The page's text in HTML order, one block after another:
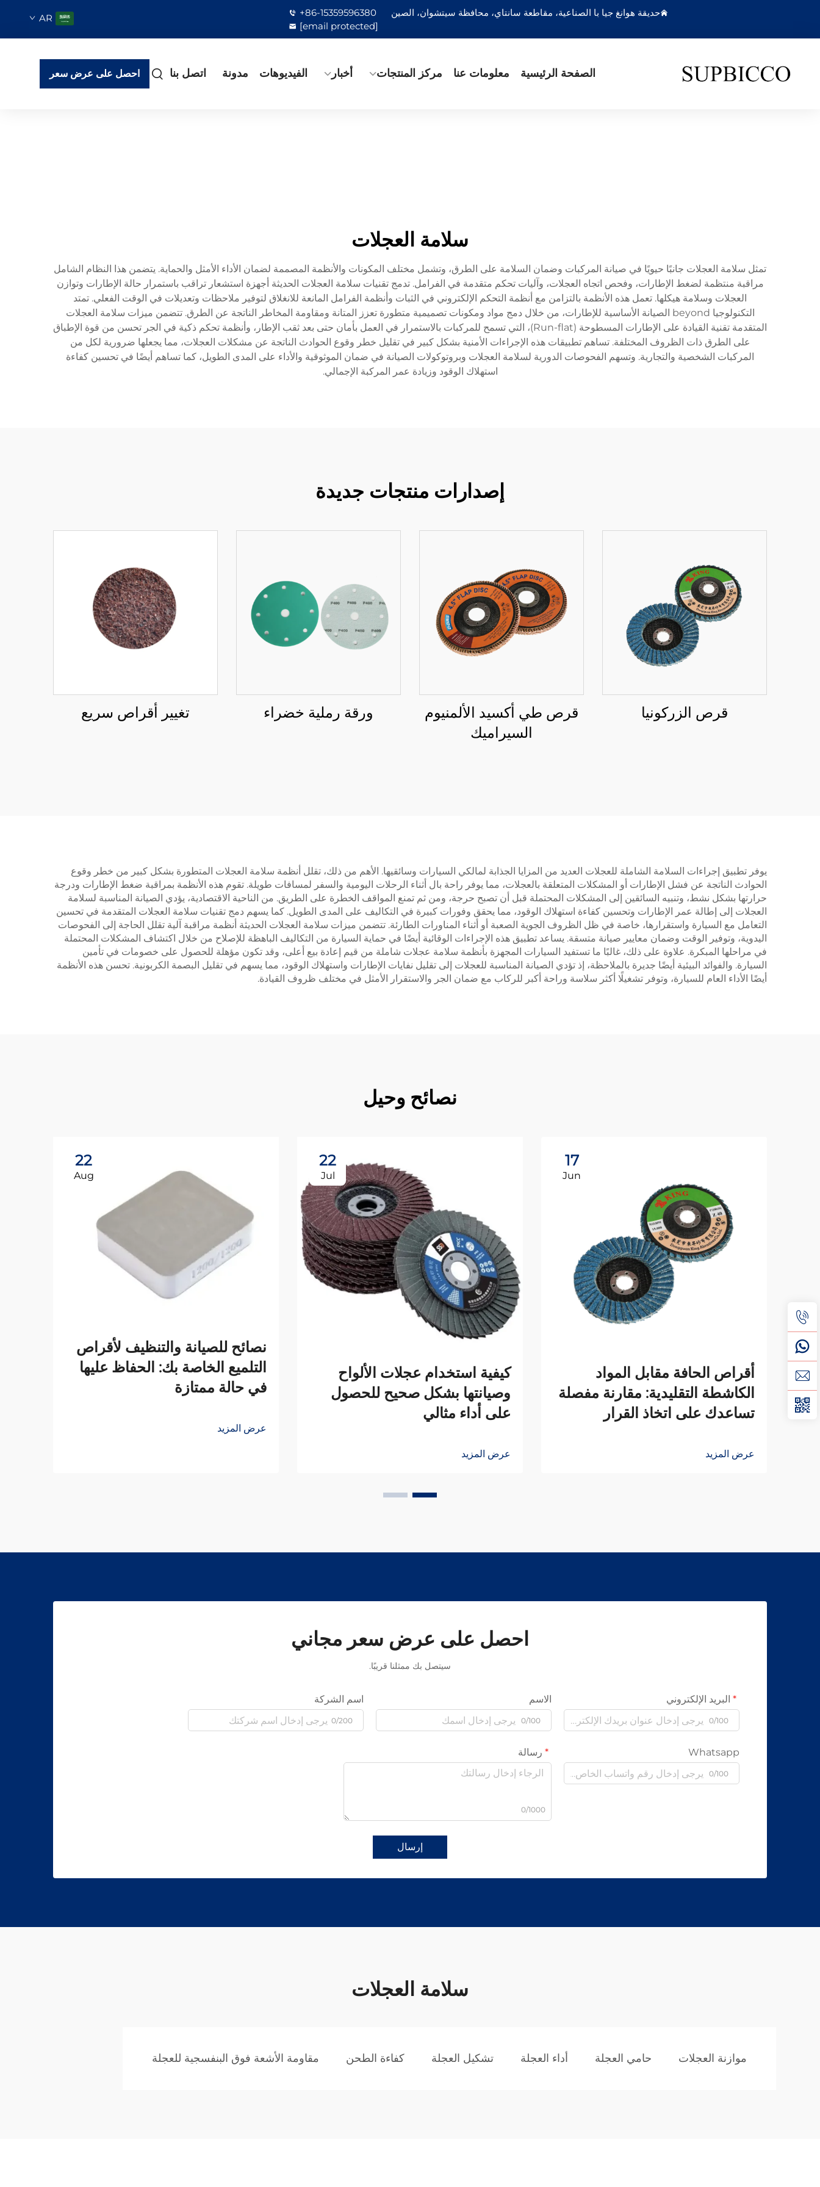
حديقة هوانغ جيا با الصناعية، مقاطعة سانتاي، محافظة سيتشوان، الصين
+86-15359596380
[email protected]
AR
الصفحة الرئيسية معلومات عنا مركز المنتجات أخبار الفيديوهات مدونة اتصل بنا احصل على عرض سعر
سلامة العجلات
تمثل سلامة العجلات جانبًا حيويًا في صيانة المركبات وضمان السلامة على الطرق، وتشمل مختلف المكونات والأنظمة المصممة لضمان الأداء الأمثل والحماية. يتضمن هذا النظام الشامل
مراقبة منتظمة لضغط الإطارات، وفحص اتجاه العجلات، وآليات تحكم متقدمة في الفرامل. تدمج تقنيات سلامة العجلات الحديثة أجهزة استشعار تراقب باستمرار حالة الإطارات وتوازن
العجلات وسلامة هيكلها. تعمل هذه الأنظمة بالتزامن مع أنظمة التحكم الإلكتروني في الثبات وأنظمة الفرامل المانعة للانغلاق لتوفير ملاحظات وتعديلات في الوقت الفعلي. تمتد
التكنولوجيا beyond الصيانة الأساسية للإطارات، من خلال دمج مواد ومكونات تصميمية متطورة تعزز المتانة ومقاومة المخاطر الناتجة عن الطرق. تتضمن ميزات سلامة العجلات
المتقدمة تقنية القيادة على الإطارات المسطوحة (Run-flat)، التي تسمح للمركبات بالاستمرار في العمل بأمان حتى بعد ثقب الإطار، وأنظمة تحكم ذكية في الجر تحسن من قوة الإطباق
على الطرق ذات الظروف المختلفة. تساهم تطبيقات هذه الإجراءات الأمنية بشكل كبير في تقليل خطر وقوع الحوادث الناتجة عن مشكلات العجلات، مما يجعلها ضرورية لكل من
المركبات الشخصية والتجارية. وتسهم الفحوصات الدورية لسلامة العجلات وبروتوكولات الصيانة في ضمان الموثوقية والأداء على المدى الطويل، كما تساهم أيضًا في تحسين كفاءة
استهلاك الوقود وزيادة عمر المركبة الإجمالي.
إصدارات منتجات جديدة
قرص الزركونيا
قرص طي أكسيد الألمنيوم
السيراميك
ورقة رملية خضراء تغيير أقراص سريع
يوفر تطبيق إجراءات السلامة الشاملة للعجلات العديد من المزايا الجذابة لمالكي السيارات وسائقيها. الأهم من ذلك، تقلل أنظمة سلامة العجلات المتطورة بشكل كبير من خطر وقوع
الحوادث الناتجة عن فشل الإطارات أو المشكلات المتعلقة بالعجلات، مما يوفر راحة بال أثناء الرحلات اليومية والسفر لمسافات طويلة. تقوم هذه الأنظمة بمراقبة ضغط الإطارات ودرجة
حرارتها بشكل نشط، وتنبيه السائقين إلى المشكلات المحتملة قبل أن تصبح حرجة، ومن ثم تمنع المواقف الخطرة على الطريق. من الناحية الاقتصادية، يؤدي الصيانة المناسبة لسلامة
العجلات إلى إطالة عمر الإطارات وتحسين كفاءة استهلاك الوقود، مما يحقق وفورات كبيرة في التكاليف على المدى الطويل. كما يسهم دمج تقنيات سلامة العجلات المتقدمة في تحسين
التعامل مع السيارة واستقرارها، خاصة في ظل الظروف الجوية الصعبة أو أثناء المناورات الطارئة. تتضمن ميزات سلامة العجلات الحديثة أنظمة مراقبة آلية تقلل الحاجة إلى الفحوصات
اليدوية، وتوفير الوقت وضمان معايير صيانة متسقة. يساعد تطبيق هذه الإجراءات الوقائية أيضًا في حماية السيارة من التكاليف الباهظة للإصلاح من خلال اكتشاف المشكلات المحتملة
في مراحلها المبكرة. علاوة على ذلك، غالبًا ما تستفيد السيارات المجهزة بأنظمة سلامة عجلات شاملة من قيم إعادة بيع أعلى، وقد تكون مؤهلة للحصول على خصومات في تأمين
السيارة. والفوائد البيئية أيضًا جديرة بالملاحظة، إذ تؤدي الصيانة المناسبة للعجلات إلى تقليل نفايات الإطارات واستهلاك الوقود، مما يسهم في تقليل البصمة الكربونية. تحسن هذه الأنظمة
أيضًا الأداء العام للسيارة، وتوفر تشغيلًا أكثر سلاسة وراحة أكبر للركاب مع ضمان الجر والاستقرار الأمثل في مختلف ظروف القيادة.
نصائح وحيل
17
Jun
أقراص الحافة مقابل المواد
الكاشطة التقليدية: مقارنة مفصلة
تساعدك على اتخاذ القرار
عرض المزيد
22
Jul
كيفية استخدام عجلات الألواح
وصيانتها بشكل صحيح للحصول
على أداء مثالي
عرض المزيد
22
Aug
نصائح للصيانة والتنظيف لأقراص
التلميع الخاصة بك: الحفاظ عليها
في حالة ممتازة
عرض المزيد
احصل على عرض سعر مجاني
سيتصل بك ممثلنا قريبًا.
البريد الإلكتروني
0/100
الاسم
0/100
اسم الشركة
0/200
Whatsapp
0/100
رسالة
0/1000
إرسال
سلامة العجلات
موازنة العجلات حامي العجلة أداء العجلة تشكيل العجلة كفاءة الطحن مقاومة الأشعة فوق البنفسجية للعجلة